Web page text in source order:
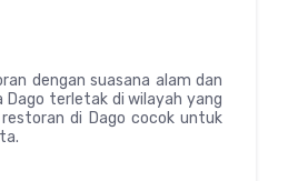
dengan suasana alam dan
Dago terletak di wilayah yang
di Dago cocok untuk